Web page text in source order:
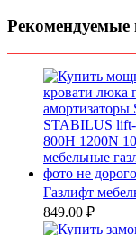
Газлифт
849.00 ₽
цен: